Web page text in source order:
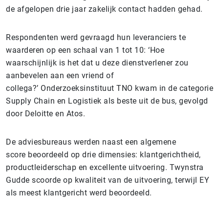
de afgelopen drie jaar zakelijk contact hadden gehad.
Respondenten werd gevraagd hun leveranciers te
waarderen op een schaal van 1 tot 10: ‘Hoe
waarschijnlijk is het dat u deze dienstverlener zou
aanbevelen aan een vriend of
collega?’ Onderzoeksinstituut TNO kwam in de categorie
Supply Chain en Logistiek als beste uit de bus, gevolgd
door Deloitte en Atos.
De adviesbureaus werden naast een algemene
score beoordeeld op drie dimensies: klantgerichtheid,
productleiderschap en excellente uitvoering. Twynstra
Gudde scoorde op kwaliteit van de uitvoering, terwijl EY
als meest klantgericht werd beoordeeld.